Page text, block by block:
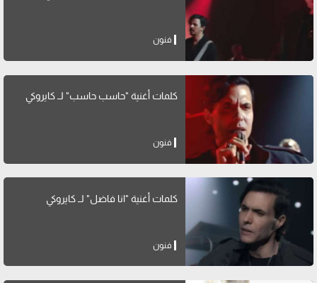
فنون
كلمات أغنية "حاسب حاسب" لــ كايروكي
فنون
كلمات أغنية "انا فاضل" لــ كايروكي
فنون